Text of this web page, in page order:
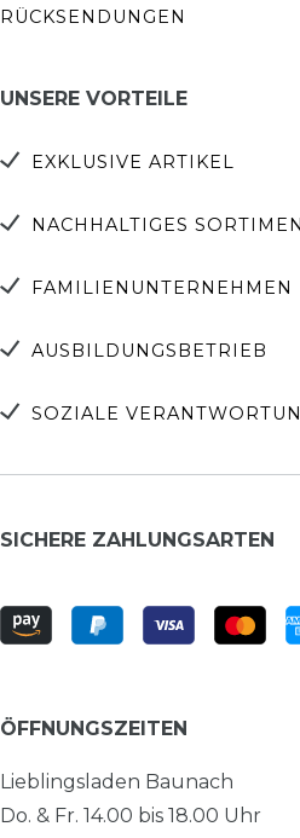
RÜCKSENDUNGEN
UNSERE VORTEILE
EXKLUSIVE ARTIKEL
NACHHALTIGES
FAMILIENUNTERNEHMEN
AUSBILDUNGSBETRIEB
SOZIALE
SICHERE ZAHLUNGSARTEN
ÖFFNUNGSZEITEN
Lieblingsladen Baunach
Do. & Fr. 14.00 bis 18.00 Uhr